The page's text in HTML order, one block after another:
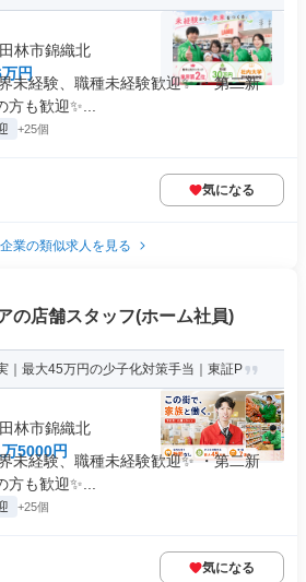
林市錦織北
円
未経験、職種未経験歓迎✨ ・第二新
も歓迎✨...
+25個
気になる
業の類似求人を見る
の店舗スタッフ(ホーム社員)
｜最大45万円の少子化対策手当｜東証P
林市錦織北
5000円
未経験、職種未経験歓迎✨ ・第二新
も歓迎✨...
+25個
気になる